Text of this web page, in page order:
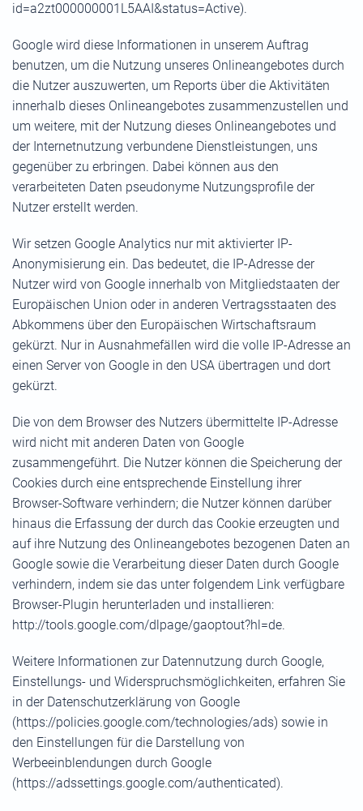
id=a2zt000000001L5AAI&status=Active).
Google wird diese Informationen in unserem Auftrag
benutzen, um die Nutzung unseres Onlineangebotes durch
die Nutzer auszuwerten, um Reports über die Aktivitäten
innerhalb dieses Onlineangebotes zusammenzustellen und
um weitere, mit der Nutzung dieses Onlineangebotes und
der Internetnutzung verbundene Dienstleistungen, uns
gegenüber zu erbringen. Dabei können aus den
verarbeiteten Daten pseudonyme Nutzungsprofile der
Nutzer erstellt werden.
Wir setzen Google Analytics nur mit aktivierter IP-
Anonymisierung ein. Das bedeutet, die IP-Adresse der
Nutzer wird von Google innerhalb von Mitgliedstaaten der
Europäischen Union oder in anderen Vertragsstaaten des
Abkommens über den Europäischen Wirtschaftsraum
gekürzt. Nur in Ausnahmefällen wird die volle IP-Adresse an
einen Server von Google in den USA übertragen und dort
gekürzt.
Die von dem Browser des Nutzers übermittelte IP-Adresse
wird nicht mit anderen Daten von Google
zusammengeführt. Die Nutzer können die Speicherung der
Cookies durch eine entsprechende Einstellung ihrer
Browser-Software verhindern; die Nutzer können darüber
hinaus die Erfassung der durch das Cookie erzeugten und
auf ihre Nutzung des Onlineangebotes bezogenen Daten an
Google sowie die Verarbeitung dieser Daten durch Google
verhindern, indem sie das unter folgendem Link verfügbare
Browser-Plugin herunterladen und installieren:
http://tools.google.com/dlpage/gaoptout?hl=de.
Weitere Informationen zur Datennutzung durch Google,
Einstellungs- und Widerspruchsmöglichkeiten, erfahren Sie
in der Datenschutzerklärung von Google
(https://policies.google.com/technologies/ads) sowie in
den Einstellungen für die Darstellung von
Werbeeinblendungen durch Google
(https://adssettings.google.com/authenticated).